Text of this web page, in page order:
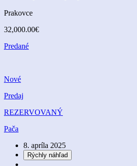
Prakovce
32,000.00€
Predané
Nové
Predaj
REZERVOVANÝ
Pača
8. apríla 2025
Rýchly náhľad